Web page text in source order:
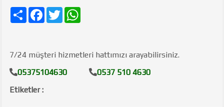
ShareFacebook
TwitterWhatsApp
7/24 müşteri hizmetleri hattımızı arayabilirsiniz.
05375104630
0537 510 4630
Etiketler :